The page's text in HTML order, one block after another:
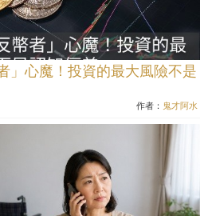
」心魔！投資的最大風險不是
作者： 鬼才阿水